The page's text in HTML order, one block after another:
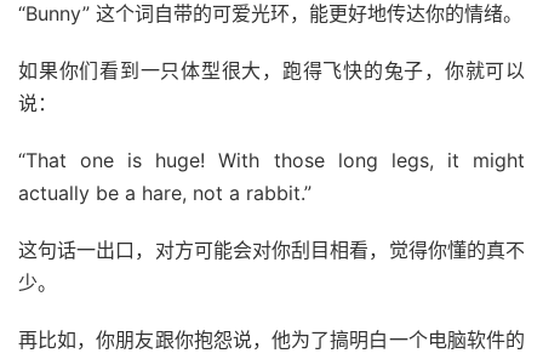
“Bunny” 这个词自带的可爱光环，能更好地传达你的情绪。
如果你们看到一只体型很大，跑得飞快的兔子，你就可以
说：
“That one is huge! With those long legs, it might
actually be a hare, not a rabbit.”
这句话一出口，对方可能会对你刮目相看，觉得你懂的真不
少。
再比如，你朋友跟你抱怨说，他为了搞明白一个电脑软件的